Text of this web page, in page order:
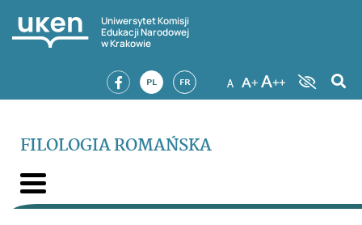
Uniwersytet Komisji
Edukacji Narodowej
w Krakowie
PL FR
FILOLOGIA ROMAŃSKA